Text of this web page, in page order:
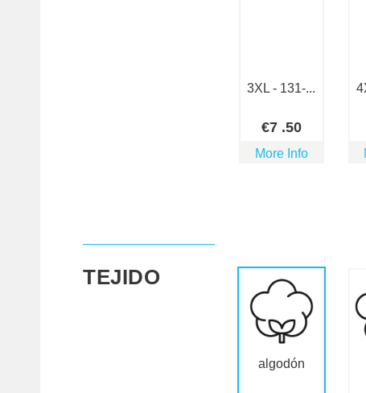
3XL - 131-...
€7 .50
More Info
TEJIDO
algodón